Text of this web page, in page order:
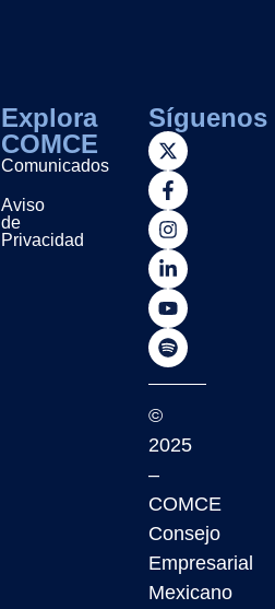
Explora
COMCE
Comunicados
Aviso
de
Privacidad
Síguenos
©
2025
–
COMCE
Consejo
Empresarial
Mexicano